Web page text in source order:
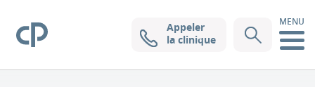
Clinique Pasteur
Appeler
la clinique
MENU